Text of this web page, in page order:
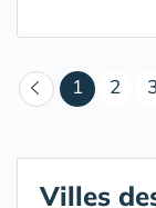
1 (courant)
2 3
Villes